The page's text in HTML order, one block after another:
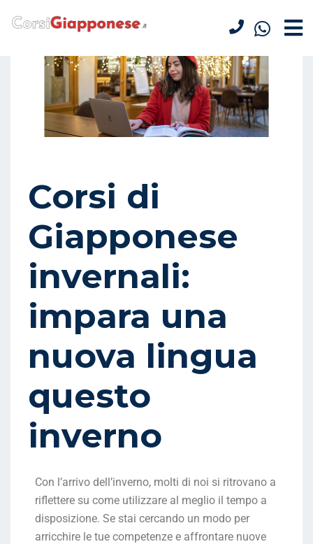
Corsi di
Giapponese
invernali:
impara una
nuova lingua
questo
inverno
Con l’arrivo dell’inverno, molti di noi si ritrovano a
riflettere su come utilizzare al meglio il tempo a
disposizione. Se stai cercando un modo per
arricchire le tue competenze e affrontare nuove